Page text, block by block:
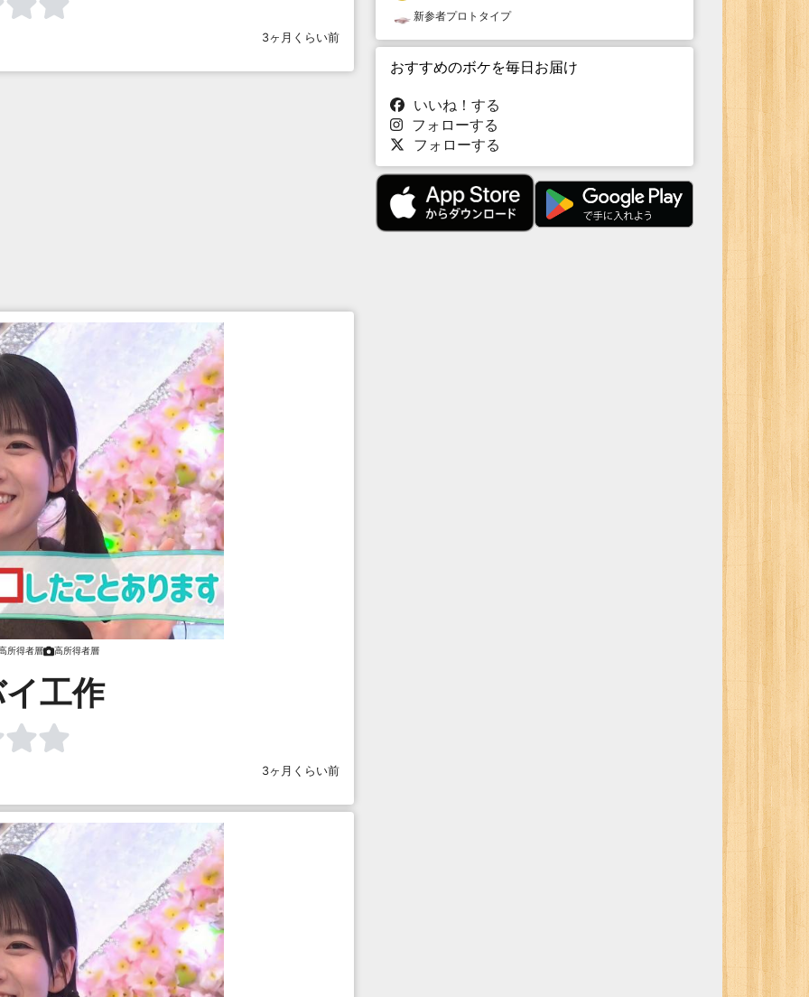
3ヶ月くらい前
所得者層 高所得者層
工作
3ヶ月くらい前
新参者プロトタイプ
おすすめのボケを毎日お届け
いいね！する
フォローする
フォローする